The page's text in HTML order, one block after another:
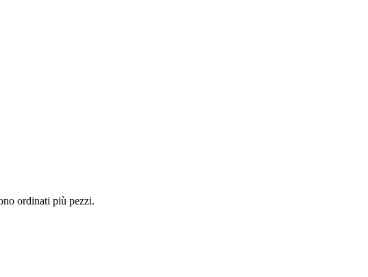
ordinati più pezzi.